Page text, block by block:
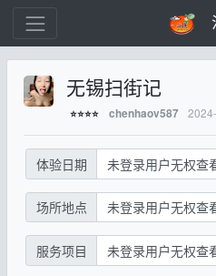
无锡扫街记
⭐⭐⭐⭐ chenhaov587
体验日期 未登录用户无权查
场所地点 未登录用户无权查
服务项目 未登录用户无权查